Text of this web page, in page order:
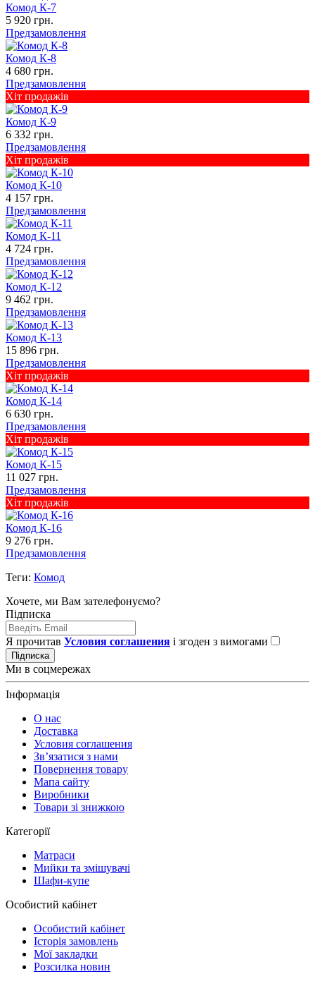
Комод К-7
5 920 грн.
Предзамовлення
Комод К-8
4 680 грн.
Предзамовлення
Хіт продажів
Комод К-9
6 332 грн.
Предзамовлення
Хіт продажів
Комод К-10
4 157 грн.
Предзамовлення
Комод К-11
4 724 грн.
Предзамовлення
Комод К-12
9 462 грн.
Предзамовлення
Комод К-13
15 896 грн.
Предзамовлення
Хіт продажів
Комод К-14
6 630 грн.
Предзамовлення
Хіт продажів
Комод К-15
11 027 грн.
Предзамовлення
Хіт продажів
Комод К-16
9 276 грн.
Предзамовлення
Теги: Комод
Хочете, ми Вам зателефонуємо?
Підписка
Я прочитав Условия соглашения і згоден з вимогами
Підписка
Ми в соцмережах
Інформація
О нас
Доставка
Условия соглашения
Зв’язатися з нами
Повернення товару
Мапа сайту
Виробники
Товари зі знижкою
Категорії
Матраси
Мийки та змішувачі
Шафи-купе
Особистий кабінет
Особистий кабінет
Історія замовлень
Мої закладки
Розсилка новин